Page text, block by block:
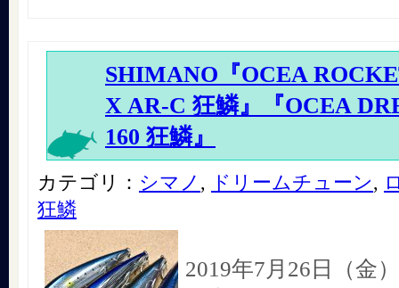
SHIMANO『OCEA
X AR-C 狂鱗』『OCEA
160 狂鱗』
カテゴリ： シマノ , ドリームチューン,
狂鱗
2019年7月26日（金